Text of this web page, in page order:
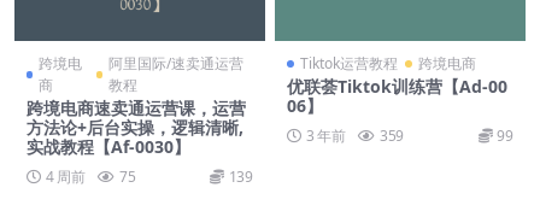
跨境电
商
阿里国际/速卖通运营
教程
跨境电商速卖通运营课，​运营
方法论+后台实操，逻辑清晰,
实战教程【Af-0030】
4 周前 75 139
Tiktok运营教程 跨境电商
优联荟Tiktok训练营【Ad-00
06】
3 年前 359 99